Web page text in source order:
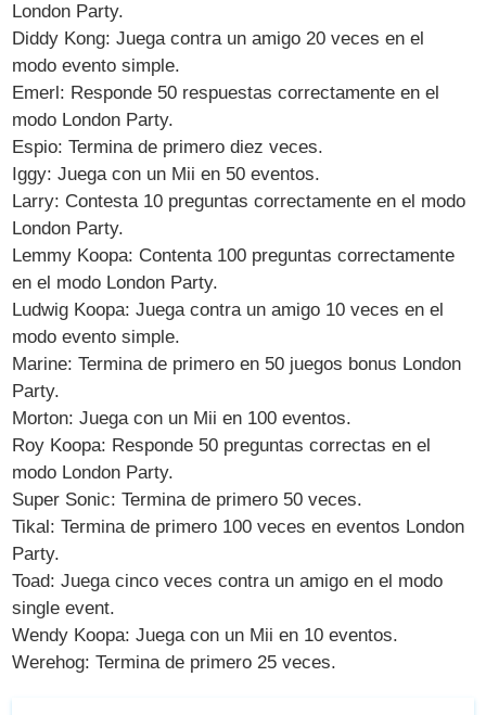
London Party.
Diddy Kong: Juega contra un amigo 20 veces en el
modo evento simple.
Emerl: Responde 50 respuestas correctamente en el
modo London Party.
Espio: Termina de primero diez veces.
Iggy: Juega con un Mii en 50 eventos.
Larry: Contesta 10 preguntas correctamente en el modo
London Party.
Lemmy Koopa: Contenta 100 preguntas correctamente
en el modo London Party.
Ludwig Koopa: Juega contra un amigo 10 veces en el
modo evento simple.
Marine: Termina de primero en 50 juegos bonus London
Party.
Morton: Juega con un Mii en 100 eventos.
Roy Koopa: Responde 50 preguntas correctas en el
modo London Party.
Super Sonic: Termina de primero 50 veces.
Tikal: Termina de primero 100 veces en eventos London
Party.
Toad: Juega cinco veces contra un amigo en el modo
single event.
Wendy Koopa: Juega con un Mii en 10 eventos.
Werehog: Termina de primero 25 veces.